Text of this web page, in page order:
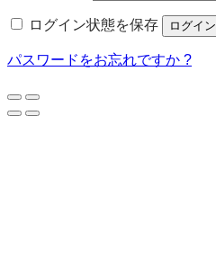
ログイン状態を保存
ログイン
パスワードをお忘れですか ?